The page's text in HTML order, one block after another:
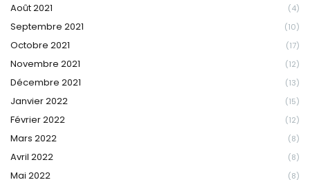
Août 2021 (4)
Septembre 2021 (10)
Octobre 2021 (17)
Novembre 2021 (12)
Décembre 2021 (13)
Janvier 2022 (15)
Février 2022 (12)
Mars 2022 (8)
Avril 2022 (8)
Mai 2022 (8)